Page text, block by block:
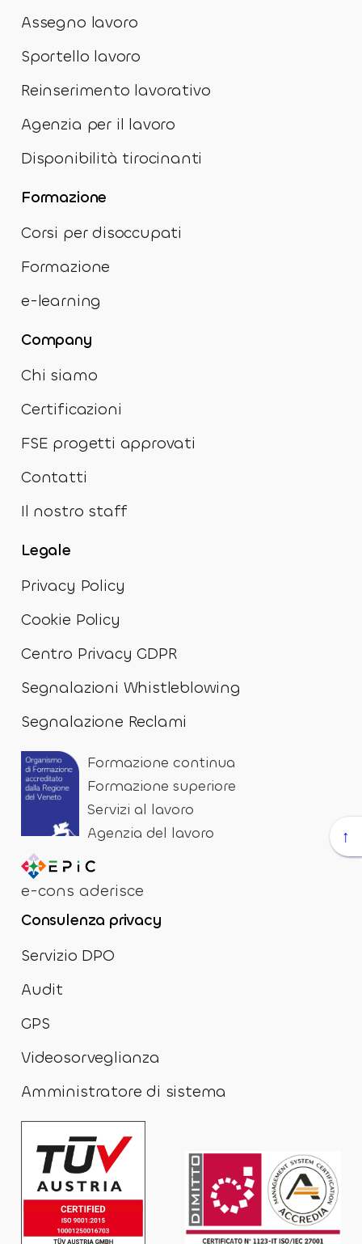
↑
Assegno lavoro
Sportello lavoro
Reinserimento lavorativo
Agenzia per il lavoro
Disponibilità tirocinanti
Formazione
Corsi per disoccupati
Formazione
e-learning
Company
Chi siamo
Certificazioni
FSE progetti approvati
Contatti
Il nostro staff
Legale
Privacy Policy
Cookie Policy
Centro Privacy GDPR
Segnalazioni Whistleblowing
Segnalazione Reclami
Formazione continua
Formazione superiore
Servizi al lavoro
Agenzia del lavoro
e-cons aderisce
Consulenza privacy
Servizio DPO
Audit
GPS
Videosorveglianza
Amministratore di sistema